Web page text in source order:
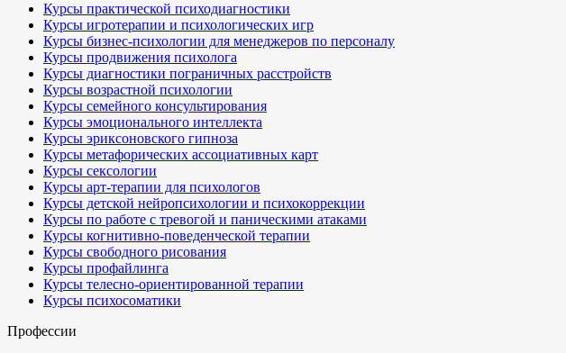
Курсы практической психодиагностики
Курсы игротерапии и психологических игр
Курсы бизнес-психологии для менеджеров по персоналу
Курсы продвижения психолога
Курсы диагностики пограничных расстройств
Курсы возрастной психологии
Курсы семейного консультирования
Курсы эмоционального интеллекта
Курсы эриксоновского гипноза
Курсы метафорических ассоциативных карт
Курсы сексологии
Курсы арт-терапии для психологов
Курсы детской нейропсихологии и психокоррекции
Курсы по работе с тревогой и паническими атаками
Курсы когнитивно-поведенческой терапии
Курсы свободного рисования
Курсы профайлинга
Курсы телесно-ориентированной терапии
Курсы психосоматики
Профессии